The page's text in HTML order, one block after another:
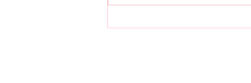
pensé à vous, bien au...